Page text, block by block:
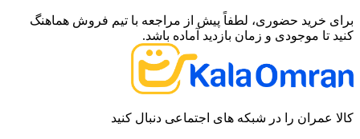
برای خرید حضوری، لطفاً پیش از مراجعه با تیم فروش هماهنگ
کنید تا موجودی و زمان بازدید آماده باشد.
کالا عمران را در شبکه های اجتماعی دنبال کنید